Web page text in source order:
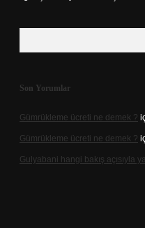
Son Yorumlar
Gümrükleme ücreti ne demek ?
Gümrükleme ücreti ne demek ?
Gulyabani hangi bakış açısıyla